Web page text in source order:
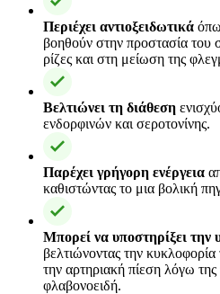
Περιέχει αντιοξειδωτικά
βοηθούν στην προστασία του
ρίζες και στη μείωση της
Βελτιώνει τη διάθεση
ενδορφινών και σεροτονίνης.
Παρέχει γρήγορη ενέργεια
καθιστώντας το μια βολική
Μπορεί να υποστηρίξει την
βελτιώνοντας την
την αρτηριακή πίεση λόγω της
φλαβονοειδή.